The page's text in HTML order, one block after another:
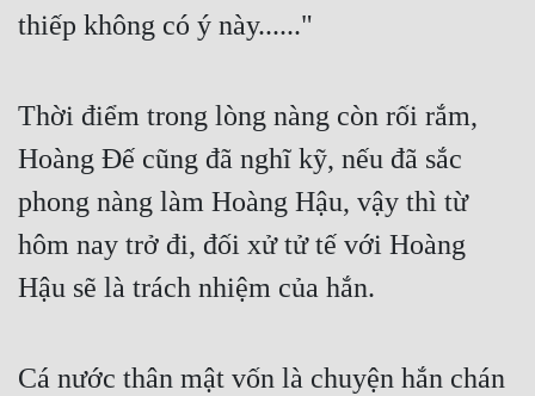
thiếp không có ý này......"
Thời điểm trong lòng nàng còn rối rắm,
Hoàng Đế cũng đã nghĩ kỹ, nếu đã sắc
phong nàng làm Hoàng Hậu, vậy thì từ
hôm nay trở đi, đối xử tử tế với Hoàng
Hậu sẽ là trách nhiệm của hắn.
Cá nước thân mật vốn là chuyện hắn chán